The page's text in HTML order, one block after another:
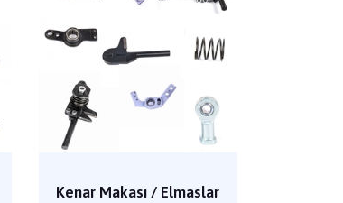
Kenar Makası / Elmaslar